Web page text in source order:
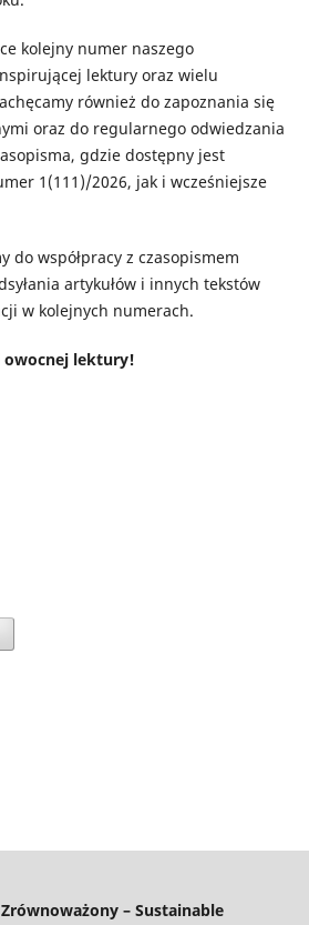
kolejny numer naszego
lektury oraz wielu
również do zapoznania się
oraz do regularnego odwiedzania
gdzie dostępny jest
1(111)/2026, jak i wcześniejsze
do współpracy z czasopismem
artykułów i innych tekstów
w kolejnych numerach.
owocnej lektury!
– Sustainable